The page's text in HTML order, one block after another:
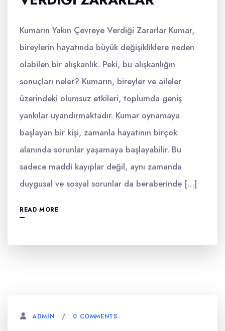
Kumarın Yakın Çevreye Verdiği Zararlar Kumar,
bireylerin hayatında büyük değişikliklere neden
olabilen bir alışkanlık. Peki, bu alışkanlığın
sonuçları neler? Kumarın, bireyler ve aileler
üzerindeki olumsuz etkileri, toplumda geniş
yankılar uyandırmaktadır. Kumar oynamaya
başlayan bir kişi, zamanla hayatının birçok
alanında sorunlar yaşamaya başlayabilir. Bu
sadece maddi kayıplar değil, aynı zamanda
duygusal ve sosyal sorunlar da beraberinde […]
READ MORE
ADMIN 0 COMMENTS